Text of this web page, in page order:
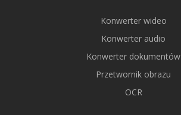
Konwerter wideo
Konwerter audio
Konwerter dokumentów
Przetwornik obrazu
OCR